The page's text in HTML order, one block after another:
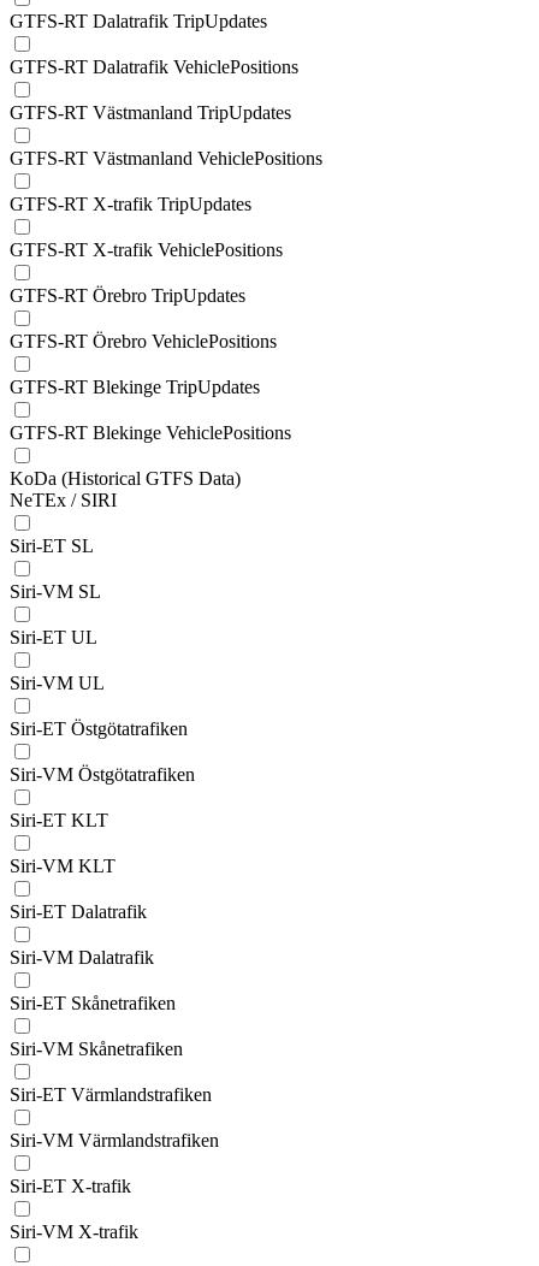
GTFS-RT Dalatrafik TripUpdates
GTFS-RT Dalatrafik VehiclePositions
GTFS-RT Västmanland TripUpdates
GTFS-RT Västmanland VehiclePositions
GTFS-RT X-trafik TripUpdates
GTFS-RT X-trafik VehiclePositions
GTFS-RT Örebro TripUpdates
GTFS-RT Örebro VehiclePositions
GTFS-RT Blekinge TripUpdates
GTFS-RT Blekinge VehiclePositions
KoDa (Historical GTFS Data)
NeTEx / SIRI
Siri-ET SL
Siri-VM SL
Siri-ET UL
Siri-VM UL
Siri-ET Östgötatrafiken
Siri-VM Östgötatrafiken
Siri-ET KLT
Siri-VM KLT
Siri-ET Dalatrafik
Siri-VM Dalatrafik
Siri-ET Skånetrafiken
Siri-VM Skånetrafiken
Siri-ET Värmlandstrafiken
Siri-VM Värmlandstrafiken
Siri-ET X-trafik
Siri-VM X-trafik